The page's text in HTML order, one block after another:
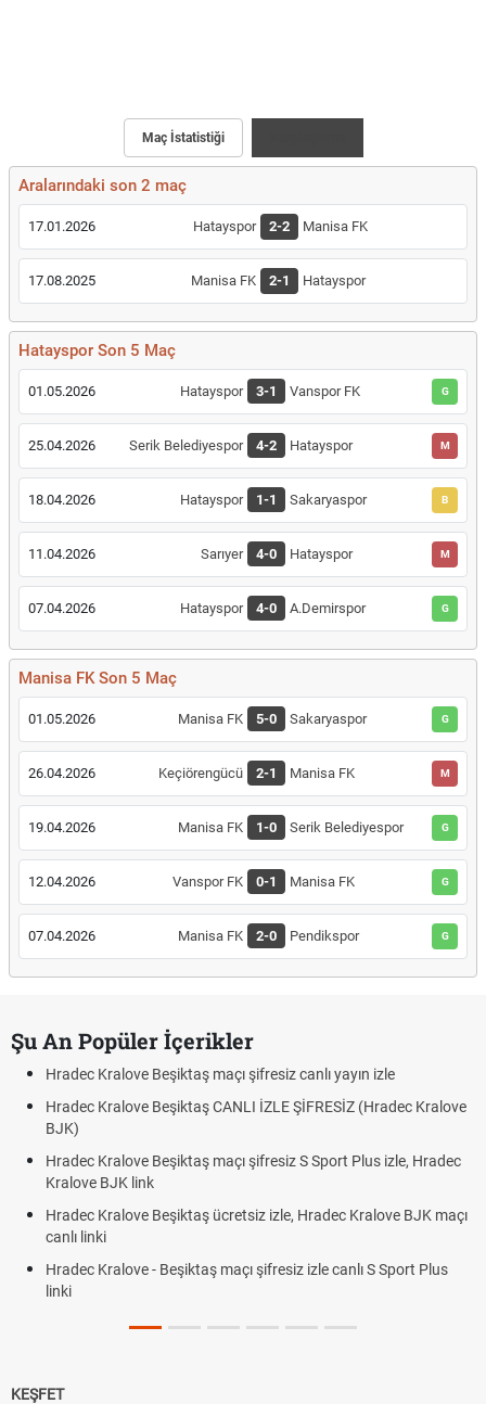
Maç İstatistiği
Aralarındaki son 2 maç
17.01.2026 Hatayspor 2-2 Manisa FK
17.08.2025 Manisa FK 2-1 Hatayspor
Hatayspor Son 5 Maç
01.05.2026 Hatayspor 3-1 Vanspor FK G
25.04.2026 Serik Belediyespor 4-2 Hatayspor M
18.04.2026 Hatayspor 1-1 Sakaryaspor B
11.04.2026 Sarıyer 4-0 Hatayspor M
07.04.2026 Hatayspor 4-0 A.Demirspor G
Manisa FK Son 5 Maç
01.05.2026 Manisa FK 5-0 Sakaryaspor G
26.04.2026 Keçiörengücü 2-1 Manisa FK M
19.04.2026 Manisa FK 1-0 Serik Belediyespor G
12.04.2026 Vanspor FK 0-1 Manisa FK G
07.04.2026 Manisa FK 2-0 Pendikspor G
Şu An Popüler İçerikler
Hradec Kralove Beşiktaş maçı şifresiz canlı yayın izle
Hradec Kralove Beşiktaş CANLI İZLE ŞİFRESİZ (Hradec Kralove
BJK)
Hradec Kralove Beşiktaş maçı şifresiz S Sport Plus izle, Hradec
Kralove BJK link
Hradec Kralove Beşiktaş ücretsiz izle, Hradec Kralove BJK maçı
canlı linki
Hradec Kralove - Beşiktaş maçı şifresiz izle canlı S Sport Plus
linki
KEŞFET